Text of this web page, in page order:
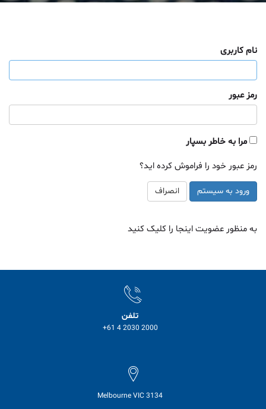
نام کاربری
رمز عبور
مرا به خاطر بسپار
رمز عبور خود را فراموش کرده اید؟
ورود به سیستم انصراف
به منظور عضویت اینجا را کلیک کنید
تلفن
+61 4 2030 2000
Melbourne VIC 3134